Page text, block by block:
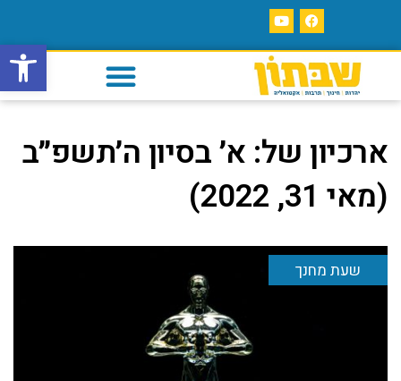
פתח
ארכיון של: א׳ בסיון ה׳תשפ״ב
(מאי 31, 2022)
שעת מחנך